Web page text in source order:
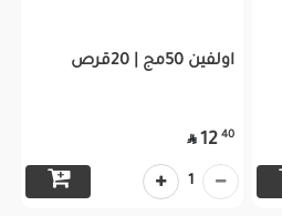
اولفين 50مج | 20قرص
40
12

1